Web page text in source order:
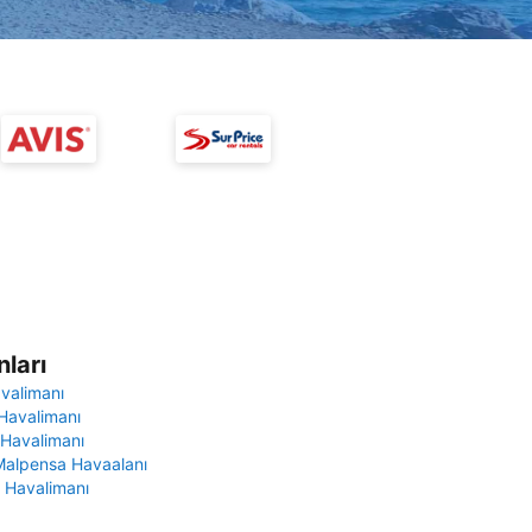
Havaalanı